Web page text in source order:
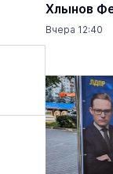
Хлынов
Вчера 12:40